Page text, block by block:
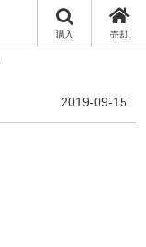
購入 売却
2019-09-15